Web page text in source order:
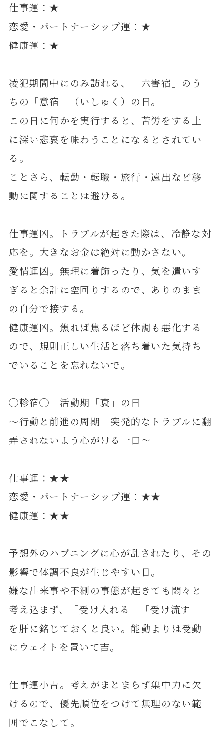
仕事運：★
恋愛・パートナーシップ運：★
健康運：★
凌犯期間中にのみ訪れる、「六害宿」のう
ちの「意宿」（いしゅく）の日。
この日に何かを実行すると、苦労をする上
に深い悲哀を味わうことになるとされてい
る。
ことさら、転勤・転職・旅行・遠出など移
動に関することは避ける。
仕事運凶。トラブルが起きた際は、冷静な対
応を。大きなお金は絶対に動かさない。
愛情運凶。無理に着飾ったり、気を遣いす
ぎると余計に空回りするので、ありのまま
の自分で接する。
健康運凶。焦れば焦るほど体調も悪化する
ので、規則正しい生活と落ち着いた気持ち
でいることを忘れないで。
◯軫宿◯ 活動期「衰」の日
～行動と前進の周期 突発的なトラブルに翻
弄されないよう心がける一日～
仕事運：★★
恋愛・パートナーシップ運：★★
健康運：★★
予想外のハプニングに心が乱されたり、その
影響で体調不良が生じやすい日。
嫌な出来事や不測の事態が起きても悶々と
考え込まず、「受け入れる」「受け流す」
を肝に銘じておくと良い。能動よりは受動
にウェイトを置いて吉。
仕事運小吉。考えがまとまらず集中力に欠
けるので、優先順位をつけて無理のない範
囲でこなして。